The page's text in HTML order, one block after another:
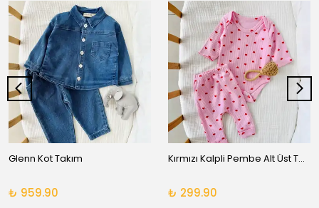
Glenn Kot Takım
₺ 959.90
Kırmızı Kalpli Pembe Alt Üst Takım
₺ 299.90